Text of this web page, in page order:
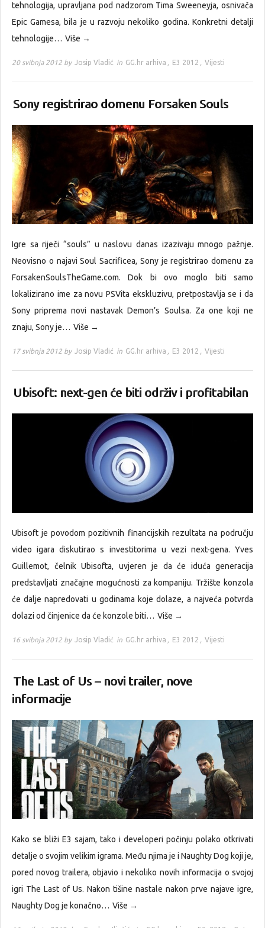
tehnologija, upravljana pod nadzorom Tima Sweeneyja, osnivača
Epic Gamesa, bila je u razvoju nekoliko godina. Konkretni detalji
tehnologije… Više →
20 svibnja 2012 by Josip Vladić in GG.hr arhiva , E3 2012 , Vijesti
Sony registrirao domenu Forsaken Souls
Igre sa riječi “souls” u naslovu danas izazivaju mnogo pažnje.
Neovisno o najavi Soul Sacrificea, Sony je registrirao domenu za
ForsakenSoulsTheGame.com. Dok bi ovo moglo biti samo
lokalizirano ime za novu PSVita ekskluzivu, pretpostavlja se i da
Sony priprema novi nastavak Demon’s Soulsa. Za one koji ne
znaju, Sony je… Više →
17 svibnja 2012 by Josip Vladić in GG.hr arhiva , E3 2012 , Vijesti
Ubisoft: next-gen će biti održiv i profitabilan
Ubisoft je povodom pozitivnih financijskih rezultata na području
video igara diskutirao s investitorima u vezi next-gena. Yves
Guillemot, čelnik Ubisofta, uvjeren je da će iduća generacija
predstavljati značajne mogućnosti za kompaniju. Tržište konzola
će dalje napredovati u godinama koje dolaze, a najveća potvrda
dolazi od činjenice da će konzole biti… Više →
16 svibnja 2012 by Josip Vladić in GG.hr arhiva , E3 2012 , Vijesti
The Last of Us – novi trailer, nove
informacije
Kako se bliži E3 sajam, tako i developeri počinju polako otkrivati
detalje o svojim velikim igrama. Među njima je i Naughty Dog koji je,
pored novog trailera, objavio i nekoliko novih informacija o svojoj
igri The Last of Us. Nakon tišine nastale nakon prve najave igre,
Naughty Dog je konačno… Više →